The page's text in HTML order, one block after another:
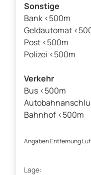
Sonstige
Bank <500m
Geldautomat
Post <500m
Polizei <500m
Verkehr
Bus <500m
Bahnhof <500m
Angaben Entfernung
Lage: